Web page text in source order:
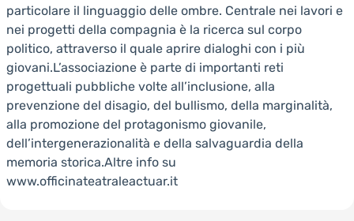
particolare il linguaggio delle ombre. Centrale nei lavori e
nei progetti della compagnia è la ricerca sul corpo
politico, attraverso il quale aprire dialoghi con i più
giovani.L’associazione è parte di importanti reti
progettuali pubbliche volte all’inclusione, alla
prevenzione del disagio, del bullismo, della marginalità,
alla promozione del protagonismo giovanile,
dell’intergenerazionalità e della salvaguardia della
memoria storica.Altre info su
www.officinateatraleactuar.it